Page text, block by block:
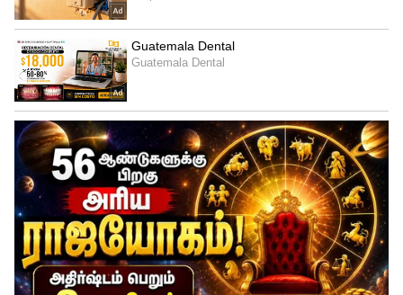
அணிந்திருந்தார். வைரம் பதிக்கப்பட்ட
நெக்லஸ், தென்றலுக்கு கை குலுக்கும்
காதணிகளுடன் தேவலோக கன்னி போல
ராதிகா காண்போரை திகைக்க வைத்தார்.
இதனை பிரபல ஆடை வடிவமைப்பாளர் அபு
ஜானி சந்தீப் கோஸ்லா வடிவமைத்தார்.